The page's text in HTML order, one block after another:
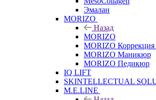
Эмалан
MORIZO
Назад
MORIZO
MORIZO
MORIZO Маникюр
MORIZO Педикюр
IQ LIFT
SKINTELLECTUAL
M.E.LINE